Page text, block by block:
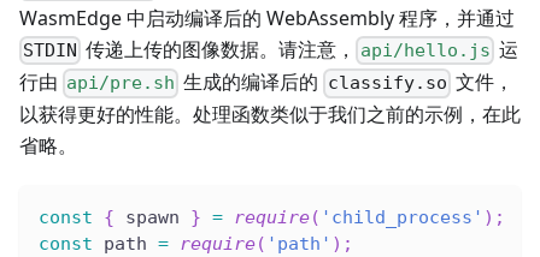
WasmEdge 中启动编译后的 WebAssembly 程序，并通过
STDIN 传递上传的图像数据。请注意， api/hello.js 运
行由 api/pre.sh 生成的编译后的 classify.so 文件，
以获得更好的性能。处理函数类似于我们之前的示例，在此
省略。
const { spawn } = require( 'child_process' ) ;
const path = require( 'path' ) ;